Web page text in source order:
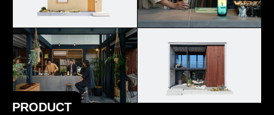
PRODUCT